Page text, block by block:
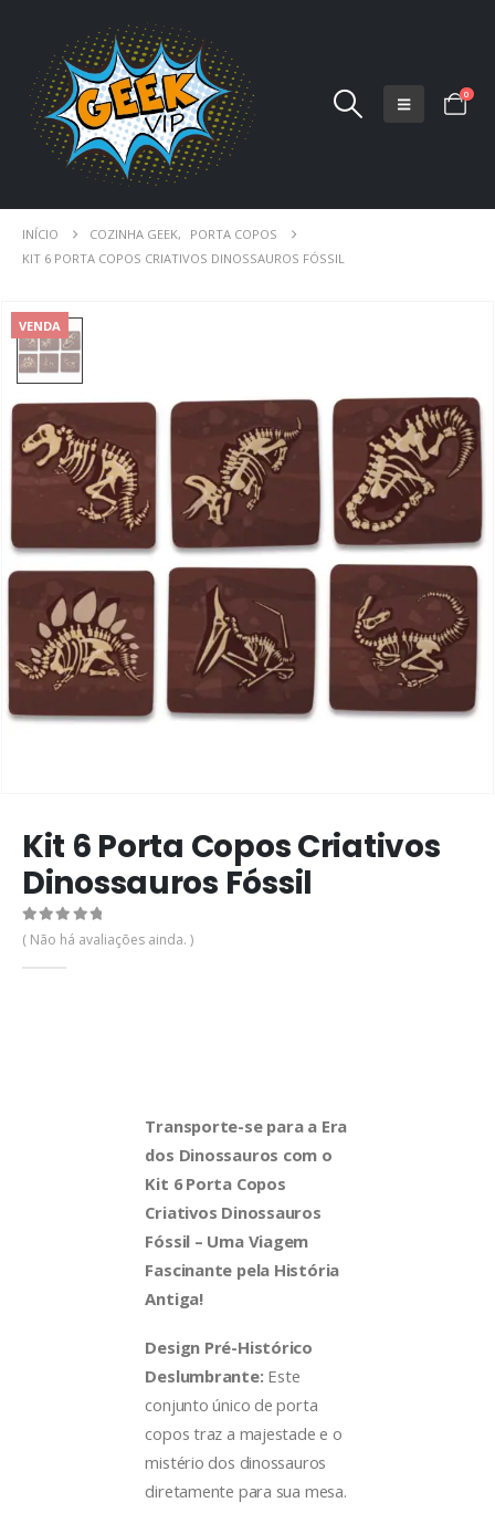
0
INÍCIO COZINHA GEEK,
PORTA COPOS
KIT 6 PORTA COPOS CRIATIVOS DINOSSAUROS FÓSSIL
VENDA
Kit 6 Porta Copos Criativos
Dinossauros Fóssil
0 de 5
( Não há avaliações ainda. )
Transporte-se para a Era
dos Dinossauros com o
Kit 6 Porta Copos
Criativos Dinossauros
Fóssil – Uma Viagem
Fascinante pela História
Antiga!
Design Pré-Histórico
Deslumbrante: Este
conjunto único de porta
copos traz a majestade e o
mistério dos dinossauros
diretamente para sua mesa.